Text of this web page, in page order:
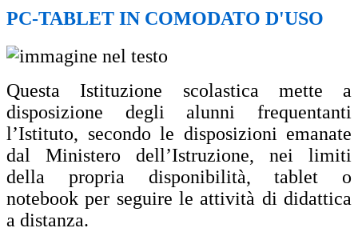
PC-TABLET IN COMODATO D'USO
Questa Istituzione scolastica mette a
disposizione degli alunni frequentanti
l’Istituto, secondo le disposizioni emanate
dal Ministero dell’Istruzione, nei limiti
della propria disponibilità, tablet o
notebook per seguire le attività di didattica
a distanza.